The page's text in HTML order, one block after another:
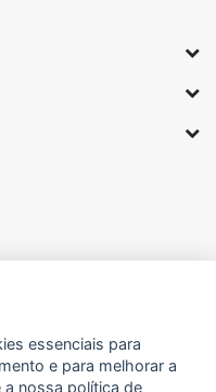
essenciais para
e para melhorar a
a nossa política de